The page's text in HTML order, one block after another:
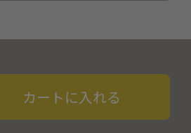
カートに入れる